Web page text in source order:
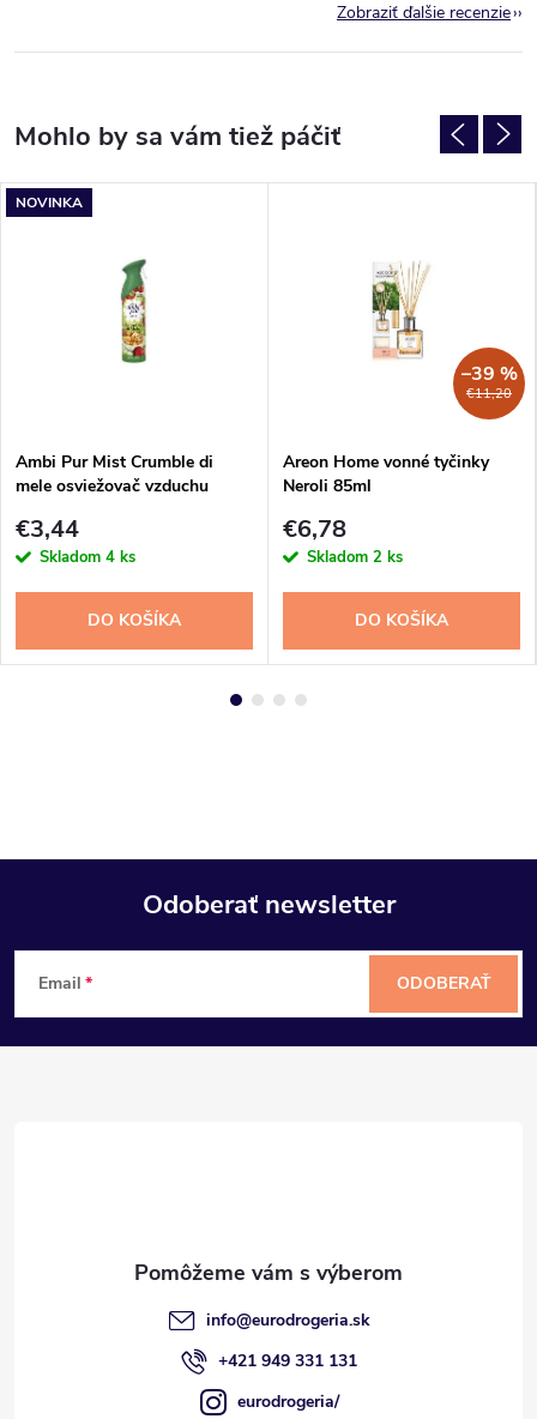
NOVINKA
Ambi Pur Mist Crumble di
mele osviežovač vzduchu
€3,44
Skladom 4 ks
DO KOŠÍKA
€11,20
–39 %
Areon Home vonné tyčinky
Neroli 85ml
€6,78
Skladom 2 ks
DO KOŠÍKA
Zobraziť ďalšie recenzie
Z
á
Odoberať newsletter
Email ODOBERAŤ
info@eurodrogeria.sk
+421 949 331 131
eurodrogeria/